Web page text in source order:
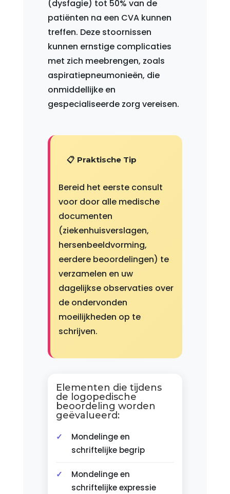
(dysfagie) tot 50% van de
patiënten na een CVA kunnen
treffen. Deze stoornissen
kunnen ernstige complicaties
met zich meebrengen, zoals
aspiratiepneumonieën, die
onmiddellijke en
gespecialiseerde zorg vereisen.
📋 Praktische Tip
Bereid het eerste consult
voor door alle medische
documenten
(ziekenhuisverslagen,
hersenbeeldvorming,
eerdere beoordelingen) te
verzamelen en uw
dagelijkse observaties over
de ondervonden
moeilijkheden op te
schrijven.
Elementen die tijdens
de logopedische
beoordeling worden
geëvalueerd:
Mondelinge en
schriftelijke begrip
Mondelinge en
schriftelijke expressie